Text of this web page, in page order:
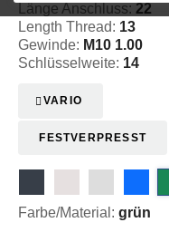
Länge Anschluss: 22
Length Thread: 13
Gewinde: M10 1.00
Schlüsselweite: 14
VARIO
FESTVERPRESST
Farbe/Material: grün